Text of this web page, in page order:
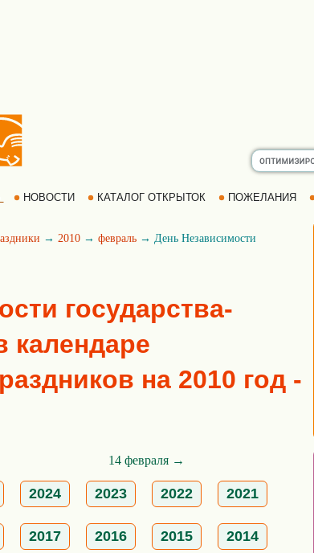
НОВОСТИ КАТАЛОГ ОТКРЫТОК ПОЖЕЛАНИЯ
→ 2010 → февраль → День Независимости
государства-
календаре
на 2010 год -
14 февраля →
2024 2023 2022 2021
2017 2016 2015 2014